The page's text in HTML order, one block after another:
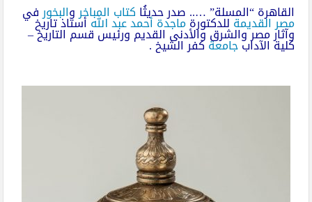
القاهرة “المسلة” ….. صدر حديثُا كتاب المباخروالبخورفي
مصر القديمةللدكتورةماجدة أحمد عبد اللهأستاذ تاريخ
وآثار مصر والشرق والأدنى القديم ورئيس قسم التاريخ –
كلية الآدابجامعةكفر الشيخ .